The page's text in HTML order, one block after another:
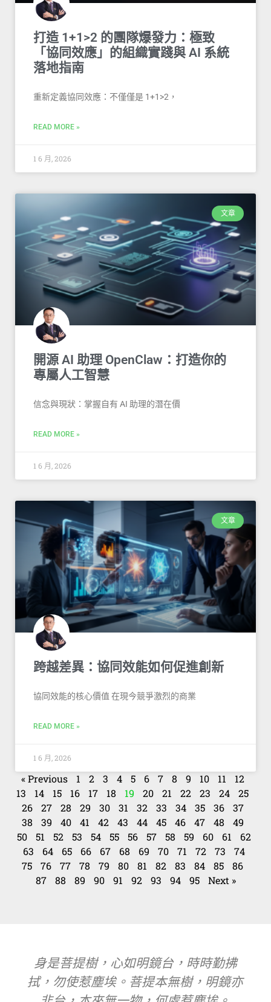
打造 1+1>2 的團隊爆發力：極致
「協同效應」的組織實踐與 AI 系統
落地指南
重新定義協同效應：不僅僅是 1+1>2，
READ MORE »
1 6 月, 2026
文章
開源 AI 助理 OpenClaw：打造你的
專屬人工智慧
信念與現狀：掌握自有 AI 助理的潛在價
READ MORE »
1 6 月, 2026
文章
跨越差異：協同效能如何促進創新
協同效能的核心價值 在現今競爭激烈的商業
READ MORE »
1 6 月, 2026
« Previous 1 2 3 4 5 6 7 8 9 10 11
12
13
14 15 16 17 18 19 20 21 22 23 24
25
26
27 28 29 30 31 32 33 34 35 36
37
38
39 40 41 42 43 44 45 46 47 48
49
50
51 52 53 54 55 56 57 58 59 60 61
62
63
64 65 66 67 68 69 70 71 72 73
74
75
76 77 78 79 80 81 82 83 84 85
86
87
88 89 90 91 92 93 94 95 Next »
身是菩提樹，心如明鏡台，時時勤拂
拭，勿使惹塵埃。菩提本無樹，明鏡亦